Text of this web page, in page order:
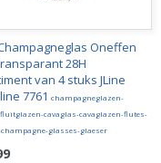
Oneffen
28H
van 4 stuks JLine
7761 champagneglazen-
cavaglas-cavaglazen-flutes-
champagne-glasses-glaeser